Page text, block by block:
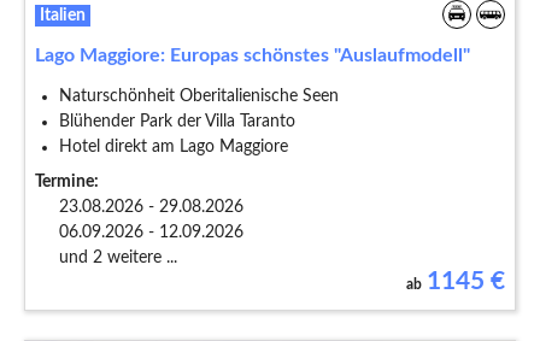
Italien
Lago Maggiore: Europas schönstes "Auslaufmodell"
Naturschönheit Oberitalienische Seen
Blühender Park der Villa Taranto
Hotel direkt am Lago Maggiore
Termine:
23.08.2026 - 29.08.2026
06.09.2026 - 12.09.2026
und 2 weitere ...
ab 1145 €